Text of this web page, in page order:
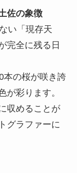
佐の象徴
い「現存天
完全に残る日
本の桜が咲き誇
が彩ります。
収めることが
グラファーに